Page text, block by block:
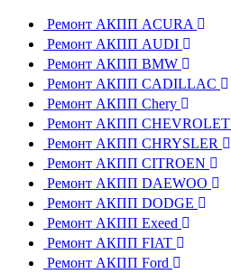
Ремонт АКПП ACURA
Ремонт АКПП AUDI
Ремонт АКПП BMW
Ремонт АКПП CADILLAC
Ремонт АКПП Chery
Ремонт АКПП CHEVROLET
Ремонт АКПП CHRYSLER
Ремонт АКПП CITROEN
Ремонт АКПП DAEWOO
Ремонт АКПП DODGE
Ремонт АКПП Exeed
Ремонт АКПП FIAT
Ремонт АКПП Ford